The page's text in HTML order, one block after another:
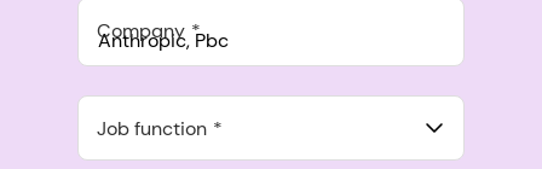
Company
548 Market St Pmb 90375, San Francisco, California, US
Job function